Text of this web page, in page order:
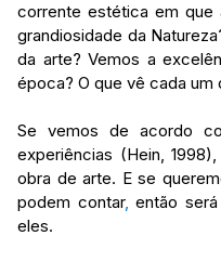
corrente estética em que
grandiosidade da
da arte? Vemos a
época? O que vê cada um
Se vemos de acordo
experiências (Hein,
obra de arte. E se
podem contar, então
eles.